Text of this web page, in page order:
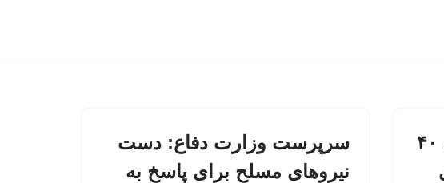
خطرناک‌ترین مأموریت جنگ ۴۰
سرپرست وزارت دفاع: دست
نیروهای مسلح برای پاسخ به